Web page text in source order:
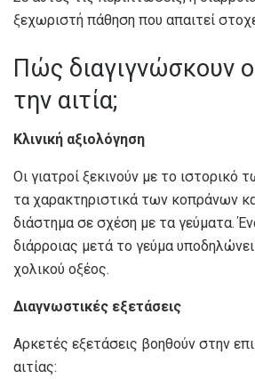
ξεχωριστή πάθηση που απαιτεί
Πώς διαγιγνώσκουν
την αιτία;
Κλινική αξιολόγηση
Οι γιατροί ξεκινούν με το
τα χαρακτηριστικά των κοπράνων
διάστημα σε σχέση με τα γεύματα.
διάρροιας μετά το γεύμα
χολικού οξέος.
Διαγνωστικές εξετάσεις
Αρκετές εξετάσεις βοηθούν στην
αιτίας: